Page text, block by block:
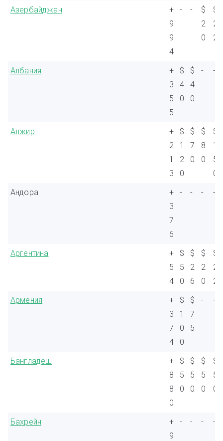
Азербайджан
+
9
9
4
- -
$
2
0
$
2
2
Албания
+
3
5
5
$
4
0
$
4
0
- -
Алжир
+
2
1
3
$
1
2
0
$
7
0
$
8
0
$
1
5
0
Андора
+
3
7
6
- - - -
Аргентина
+
5
4
$
5
0
$
2
6
$
2
0
$
2
2
Армения
+
3
7
4
$
1
0
0
$
7
5
- -
Бангладеш
+
8
8
0
$
5
0
$
5
0
$
5
0
$
5
0
Бахрейн
+
9
- - - -